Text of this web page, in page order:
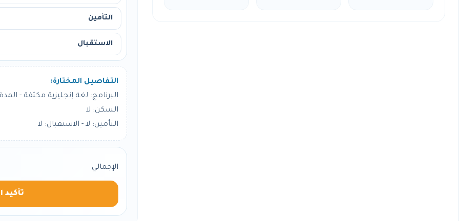
التأمين
الاستقبال
التفاصيل المختارة:
البرنامج: لغة إنجليزية مكثفة - المدة: 24
السكن: لا
التأمين: لا - الاستقبال: لا
الإجمالي
تأكيد